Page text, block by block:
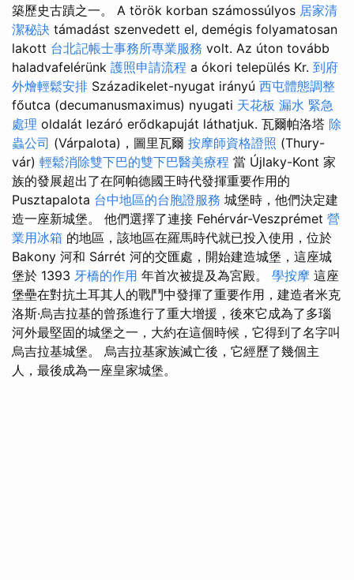
築歷史古蹟之一。 A török korban számossúlyos 居家清
潔秘訣 támadást szenvedett el, demégis folyamatosan
lakott 台北記帳士事務所專業服務 volt. Az úton tovább
haladvafelérünk 護照申請流程 a ókori település Kr. 到府
外燴輕鬆安排 Századikelet-nyugat irányú 西屯體態調整
főutca (decumanusmaximus) nyugati 天花板 漏水 緊急
處理 oldalát lezáró erődkapuját láthatjuk. 瓦爾帕洛塔 除
蟲公司 (Várpalota)，圖里瓦爾 按摩師資格證照 (Thury-
vár) 輕鬆消除雙下巴的雙下巴醫美療程 當 Újlaky-Kont 家
族的發展超出了在阿帕德國王時代發揮重要作用的
Pusztapalota 台中地區的台胞證服務 城堡時，他們決定建
造一座新城堡。 他們選擇了連接 Fehérvár-Veszprémet 營
業用冰箱 的地區，該地區在羅馬時代就已投入使用，位於
Bakony 河和 Sárrét 河的交匯處，開始建造城堡，這座城
堡於 1393 牙橋的作用 年首次被提及為宮殿。 學按摩 這座
堡壘在對抗土耳其人的戰鬥中發揮了重要作用，建造者米克
洛斯·烏吉拉基的曾孫進行了重大增援，後來它成為了多瑙
河外最堅固的城堡之一，大約在這個時候，它得到了名字叫
烏吉拉基城堡。 烏吉拉基家族滅亡後，它經歷了幾個主
人，最後成為一座皇家城堡。